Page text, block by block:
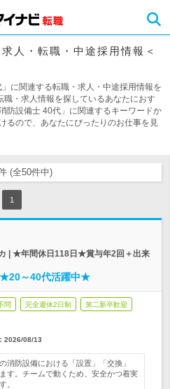
人・転職・中途採用情報＜
に関連する転職・求人・中途採用情報を
・求人情報を探しているあなたにおす
防設備士 40代」に関連するキーワードか
るので、あなたにぴったりのお仕事を見
(全50件中)
1
| ★年間休日118日★賞与年2回＋出来
★20～40代活躍中★
問 完全週休2日制 第二新卒歓迎
2026/08/13
消防設備における「設置」「交換」
す。チームで動くため、安全かつ着実
。